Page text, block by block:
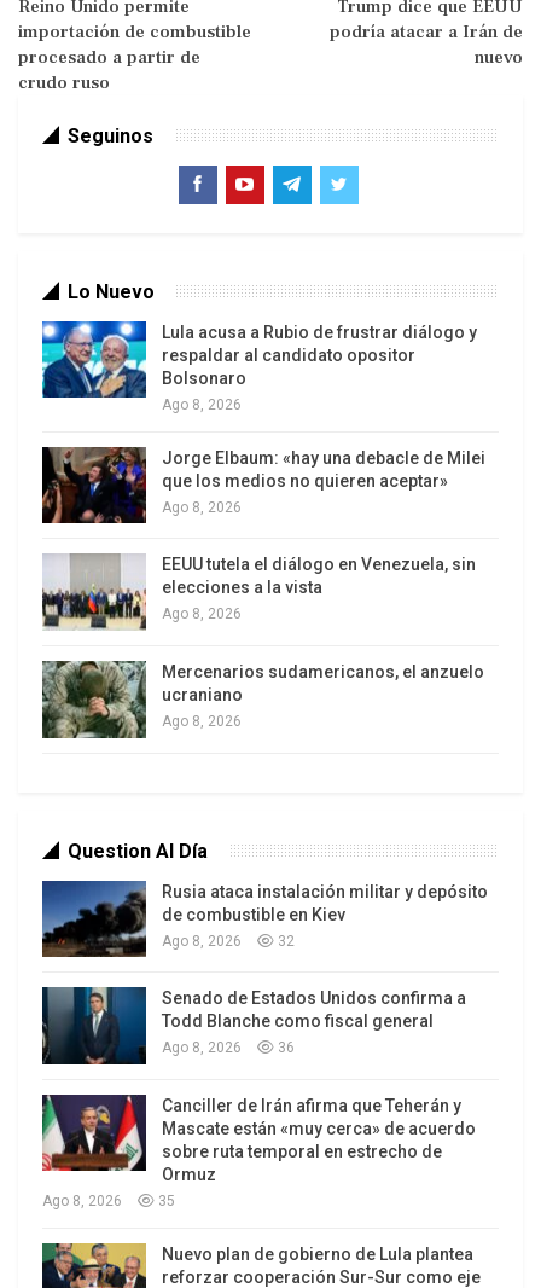
Además, la OFAC también bloqueó 19 buques
involucrados en el transporte naviero de petróleo
extranjeros, «transacciones que han generado
cientos de millones de dólares en ingresos».
apoyen el comercio ilícito iraní, incluidas
compañías aéreas, y en caso necesario podría
imponer sanciones secundarias a instituciones
financieras extranjeras que faciliten las
actividades de Irán, señaló el comunicado.
Reino Unido permite
importación de combustible
procesado a partir de
crudo ruso
Trump dice que EEUU
podría atacar a Irán de
nuevo
Seguinos
Lo Nuevo
Lula acusa a Rubio de frustrar diálogo y
respaldar al candidato opositor
Bolsonaro
Ago 8, 2026
Jorge Elbaum: «hay una debacle de Milei
que los medios no quieren aceptar»
Ago 8, 2026
EEUU tutela el diálogo en Venezuela, sin
elecciones a la vista
Ago 8, 2026
Mercenarios sudamericanos, el anzuelo
ucraniano
Ago 8, 2026
Question Al Día
Rusia ataca instalación militar y depósito
de combustible en Kiev
Ago 8, 2026 32
Senado de Estados Unidos confirma a
Todd Blanche como fiscal general
Ago 8, 2026 36
Canciller de Irán afirma que Teherán y
Mascate están «muy cerca» de acuerdo
sobre ruta temporal en estrecho de
Ormuz
Ago 8, 2026 35
Nuevo plan de gobierno de Lula plantea
reforzar cooperación Sur-Sur como eje